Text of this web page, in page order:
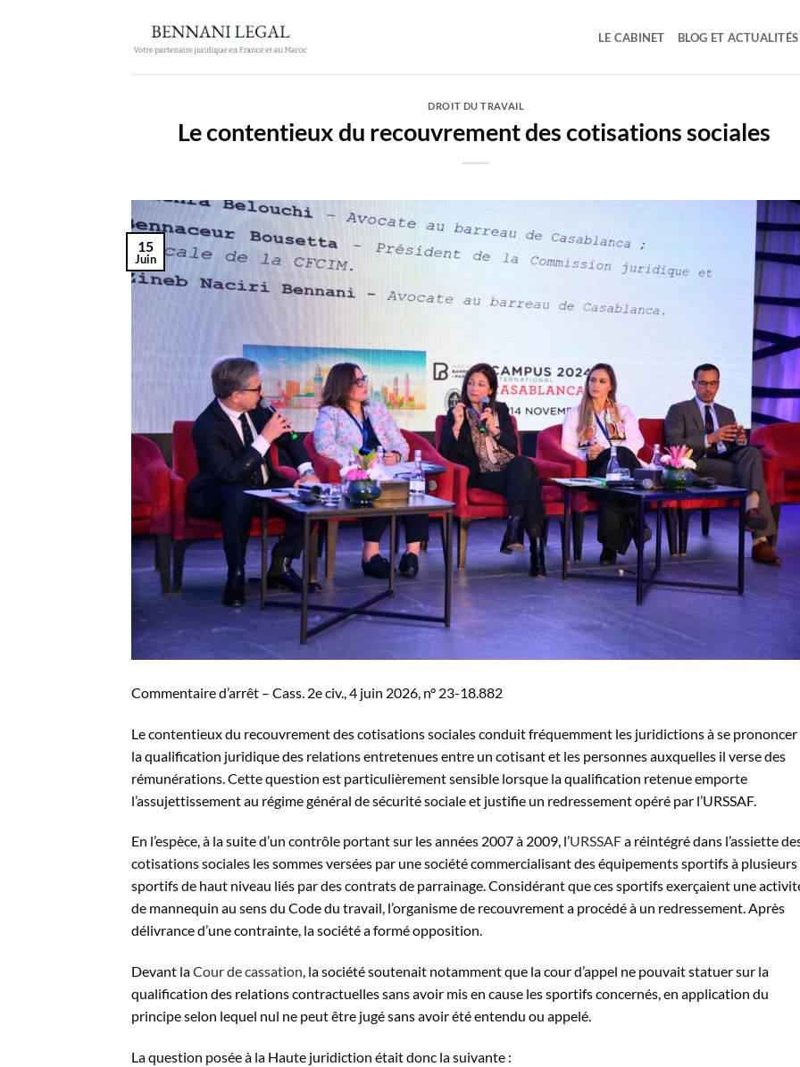
LE CABINET BLOG ET ACTUALITÉS
DROIT DU TRAVAIL
Le contentieux du recouvrement des cotisations sociales
15
Juin
Commentaire d’arrêt – Cass. 2e civ., 4 juin 2026, n° 23-18.882
Le contentieux du recouvrement des cotisations sociales conduit fréquemment les juridictions à se prononcer
la qualification juridique des relations entretenues entre un cotisant et les personnes auxquelles il verse des
rémunérations. Cette question est particulièrement sensible lorsque la qualification retenue emporte
l’assujettissement au régime général de sécurité sociale et justifie un redressement opéré par l’URSSAF.
En l’espèce, à la suite d’un contrôle portant sur les années 2007 à 2009, l’URSSAFa réintégré dans l’assiette
cotisations sociales les sommes versées par une société commercialisant des équipements sportifs à plusieurs
sportifs de haut niveau liés par des contrats de parrainage. Considérant que ces sportifs exerçaient une
de mannequin au sens du Code du travail, l’organisme de recouvrement a procédé à un redressement. Après
délivrance d’une contrainte, la société a formé opposition.
Devant laCour de cassation, la société soutenait notamment que la cour d’appel ne pouvait statuer sur la
qualification des relations contractuelles sans avoir mis en cause les sportifs concernés, en application du
principe selon lequel nul ne peut être jugé sans avoir été entendu ou appelé.
La question posée à la Haute juridiction était donc la suivante :